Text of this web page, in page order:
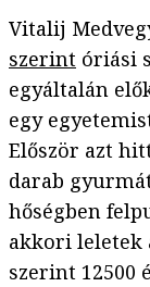
Vitalij
szerint óriási
egyáltalán
egy
Először azt
darab
hőségben
akkori leletek
szerint 12500